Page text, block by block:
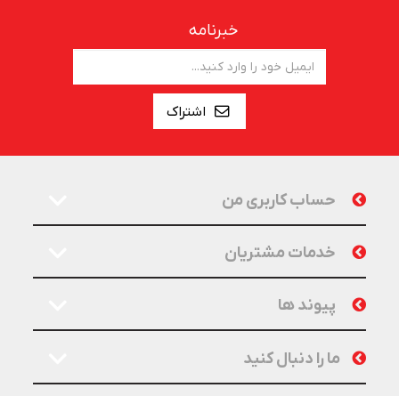
خبرنامه
اشتراک
حساب کاربری من
خدمات مشتریان
پیوند ها
ما را دنبال کنید